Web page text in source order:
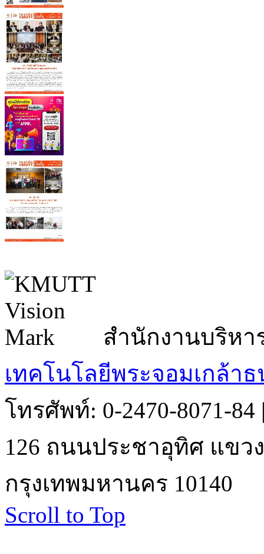
สำนักงานบริห
เทคโนโลยีพระจอมเกล้า
โทรศัพท์: 0-2470-8071-84
126 ถนนประชาอุทิศ แขว
กรุงเทพมหานคร 10140
Scroll to Top